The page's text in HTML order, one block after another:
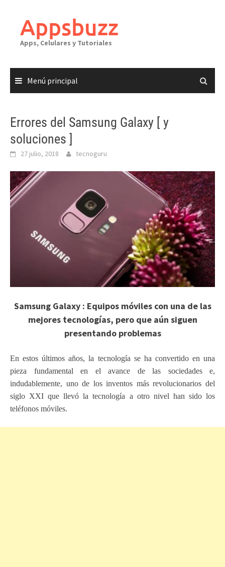
contenidoAppsbuzz
Apps, Celulares y Tutoriales
Menú principal
Errores del Samsung Galaxy [ y
soluciones ]
27 julio, 2018 tecnoguru
Samsung Galaxy : Equipos móviles con una de las
mejores tecnologías, pero que aún siguen
presentando problemas
En estos últimos años, la tecnología se ha convertido en una
pieza fundamental en el avance de las sociedades e,
indudablemente, uno de los inventos más revolucionarios del
siglo XXI que llevó la tecnología a otro nivel han sido los
teléfonos móviles.